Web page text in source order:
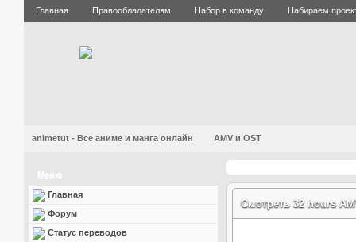
Главная Правообладателям Набор в команду Набираем
animetut - Все аниме и манга онлайн AMV и OST
Меню
Главная
Форум
Статус переводов
Смотреть 32 hours